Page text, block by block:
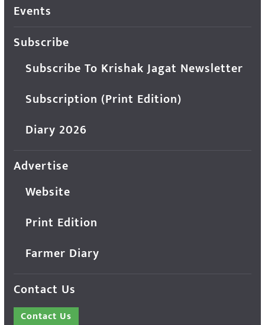
Events
Subscribe
Subscribe To Krishak Jagat Newsletter
Subscription (Print Edition)
Diary 2026
Advertise
Website
Print Edition
Farmer Diary
Contact Us
Contact Us